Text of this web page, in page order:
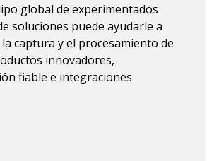
global de experimentados
soluciones puede ayudarle a
captura y el procesamiento de
innovadores,
fiable e integraciones